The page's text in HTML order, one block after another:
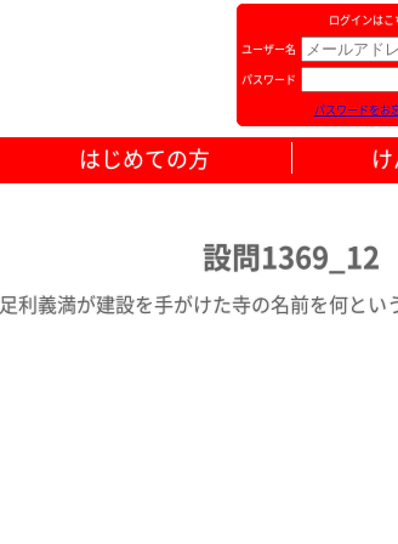
ログインはこ
ユーザー名
パスワード
パスワードをお
はじめての方
設問1369_12
足利義満が建設を手がけた寺の名前を何とい